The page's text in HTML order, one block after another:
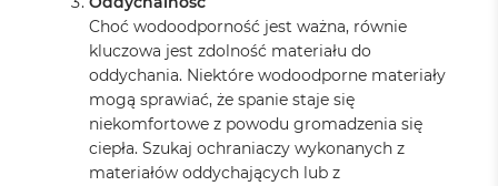
Choć wodoodporność jest ważna, równie
kluczowa jest zdolność materiału do
oddychania. Niektóre wodoodporne materiały
mogą sprawiać, że spanie staje się
niekomfortowe z powodu gromadzenia się
ciepła. Szukaj ochraniaczy wykonanych z
materiałów oddychających lub z